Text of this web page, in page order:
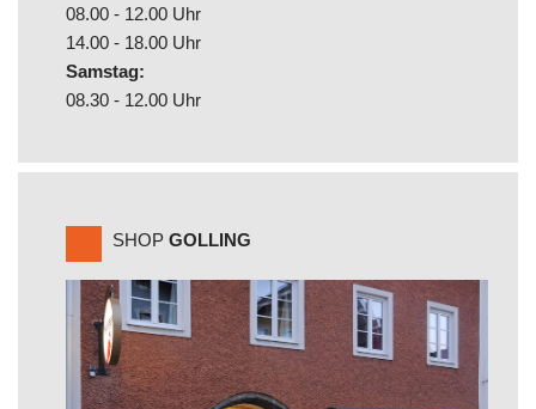
08.00 - 12.00 Uhr
14.00 - 18.00 Uhr
Samstag:
08.30 - 12.00 Uhr
SHOP GOLLING